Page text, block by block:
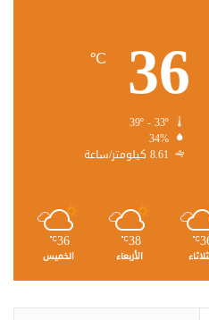
36
℃
34%
8.61 كيلومتر/ساعة
℃
38
℃
الأربعاء
36
℃
الخميس